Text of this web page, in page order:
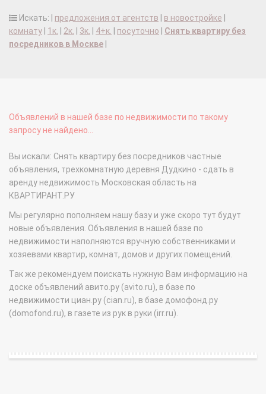
Искать: | предложения от агентств в новостройке
комнату
1к. 2к. 3к. 4+к. посуточно
Снять квартиру без
посредников в Москве
Объявлений в нашей базе по недвижимости по такому
запросу не найдено...
Вы искали: Снять квартиру без посредников частные
объявления, трехкомнатную деревня Дудкино - сдать в
аренду недвижимость Московская область на
КВАРТИРАНТ.РУ
Мы регулярно пополняем нашу базу и уже скоро тут будут
новые объявления. Объявления в нашей базе по
недвижимости наполняются вручную собственниками и
хозяевами квартир, комнат, домов и других помещений.
Так же рекомендуем поискать нужную Вам информацию на
доске объявлений авито.ру (avito.ru), в базе по
недвижимости циан.ру (cian.ru), в базе домофонд.ру
(domofond.ru), в газете из рук в руки (irr.ru).